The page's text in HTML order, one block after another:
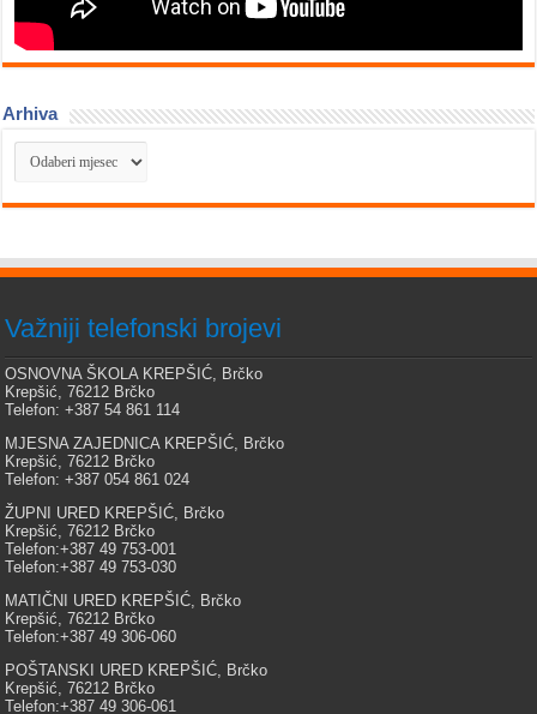
Arhiva
Arhiva
Važniji telefonski brojevi
OSNOVNA ŠKOLA KREPŠIĆ, Brčko
Krepšić, 76212 Brčko
Telefon: +387 54 861 114
MJESNA ZAJEDNICA KREPŠIĆ, Brčko
Krepšić, 76212 Brčko
Telefon: +387 054 861 024
ŽUPNI URED KREPŠIĆ, Brčko
Krepšić, 76212 Brčko
Telefon:+387 49 753-001
Telefon:+387 49 753-030
MATIČNI URED KREPŠIĆ, Brčko
Krepšić, 76212 Brčko
Telefon:+387 49 306-060
POŠTANSKI URED KREPŠIĆ, Brčko
Krepšić, 76212 Brčko
Telefon:+387 49 306-061